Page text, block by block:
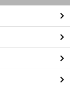
閉
る